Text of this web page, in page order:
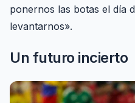
ponernos las botas el día
levantarnos».
Un futuro incierto